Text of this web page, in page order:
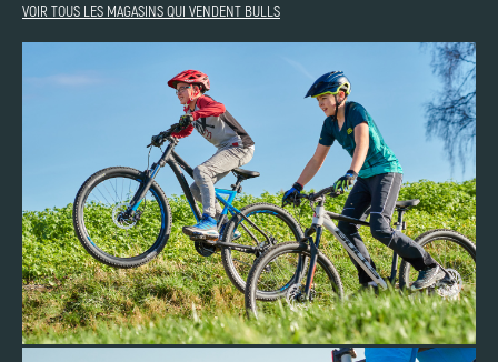
VOIR TOUS LES MAGASINS QUI VENDENT BULLS